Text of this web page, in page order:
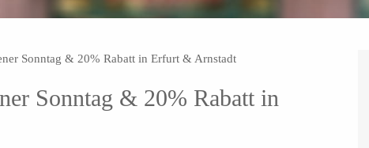
Sonntag & 20% Rabatt in Erfurt & Arnstadt
Sonntag & 20% Rabatt in